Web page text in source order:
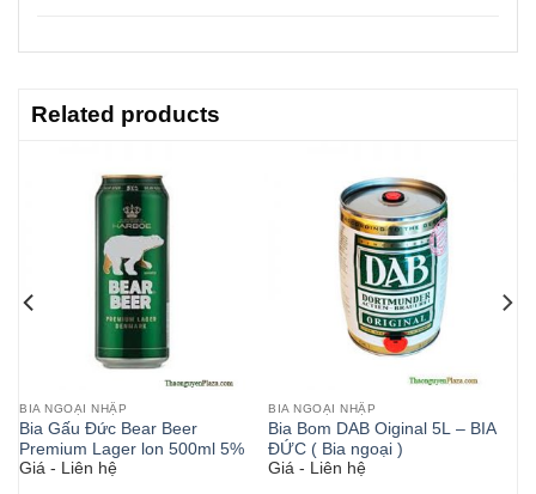
Related products
BIA NGOẠI NHẬP
Bia Gấu Đức Bear Beer
Premium Lager lon 500ml 5%
Giá - Liên hệ
BIA NGOẠI NHẬP
Bia Bom DAB Oiginal 5L – BIA
ĐỨC ( Bia ngoại )
Giá - Liên hệ